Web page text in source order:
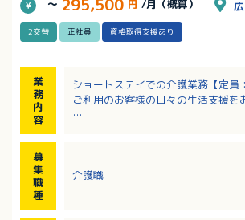
～ 295,500 円 /月（概算）
2交替 正社員 資格取得支援あり
業
務
内
容
ショートステイでの介護業務【定員
ご利用のお客様の日々の生活支援を
ど）
募
集
職
種
介護職